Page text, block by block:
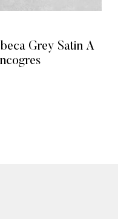
Grey Satin A